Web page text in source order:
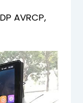
AVRCP,